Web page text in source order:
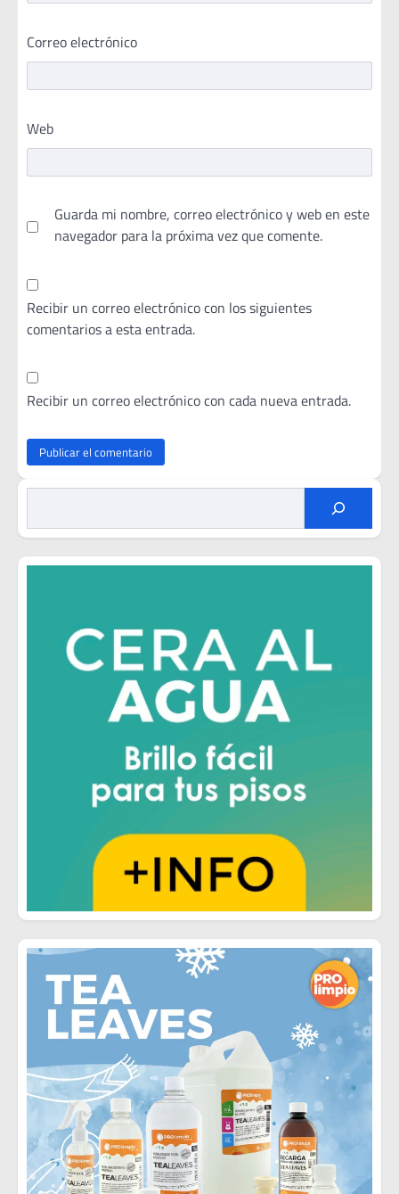
Correo electrónico
Web
Guarda mi nombre, correo electrónico y web en este
navegador para la próxima vez que comente.
Recibir un correo electrónico con los siguientes
comentarios a esta entrada.
Recibir un correo electrónico con cada nueva entrada.